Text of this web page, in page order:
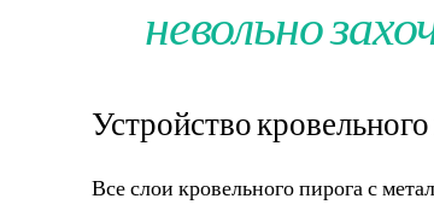
невольно
Устройство кровельного
Все слои кровельного пирога с